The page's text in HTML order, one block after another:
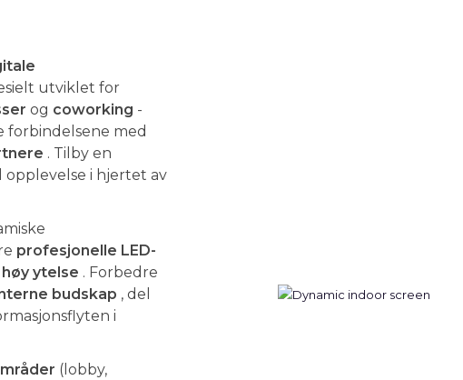
utviklet for
og coworking -
forbindelsene med
. Tilby en
opplevelse i hjertet av
profesjonelle LED-
ytelse . Forbedre
budskap , del
i
(lobby,